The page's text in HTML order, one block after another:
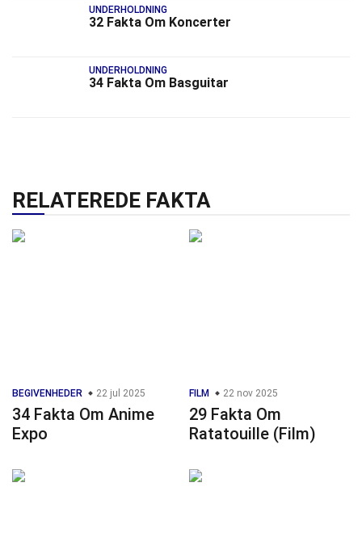
UNDERHOLDNING
32 Fakta Om Koncerter
UNDERHOLDNING
34 Fakta Om Basguitar
RELATEREDE FAKTA
BEGIVENHEDER 22 jul 2025
34 Fakta Om Anime
Expo
FILM 22 nov 2025
29 Fakta Om
Ratatouille (Film)